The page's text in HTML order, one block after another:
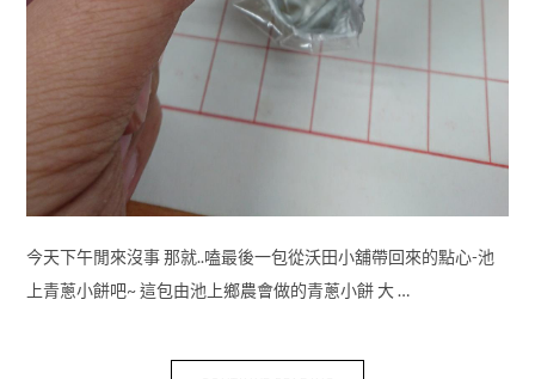
今天下午閒來沒事 那就..嗑最後一包從沃田小舖帶回來的點心-池
上青蔥小餅吧~ 這包由池上鄉農會做的青蔥小餅 大 …